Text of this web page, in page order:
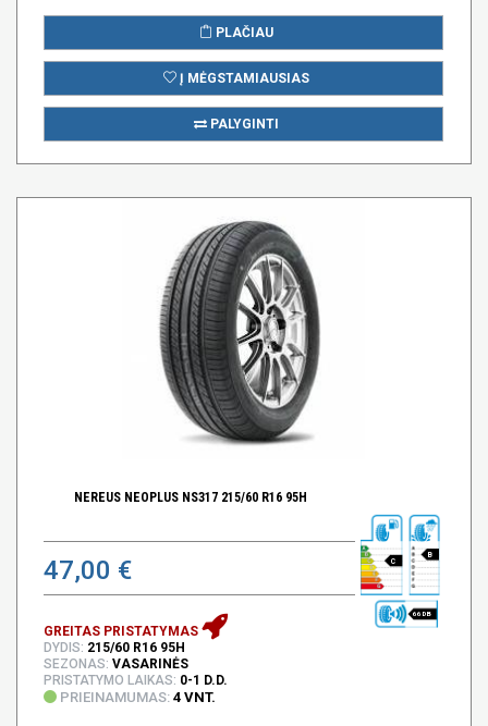
PLAČIAU
Į MĖGSTAMIAUSIAS
PALYGINTI
NEREUS NEOPLUS NS317 215/60 R16 95H
47,00 € C
B
66 DB
GREITAS PRISTATYMAS
DYDIS: 215/60 R16 95H
SEZONAS: VASARINĖS
PRISTATYMO LAIKAS: 0-1 D.D.
PRIEINAMUMAS: 4 VNT.